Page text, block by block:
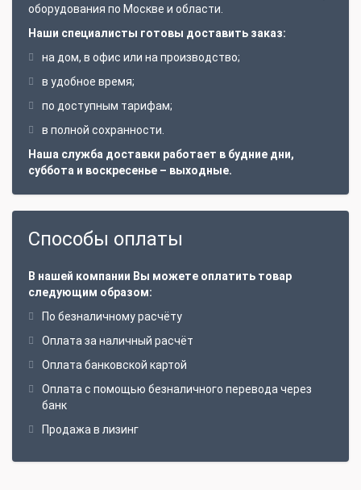
оборудования по Москве и области.
Наши специалисты готовы доставить заказ:
на дом, в офис или на производство;
в удобное время;
по доступным тарифам;
в полной сохранности.
Наша служба доставки работает в будние дни,
суббота и воскресенье – выходные.
Способы оплаты
В нашей компании Вы можете оплатить товар
следующим образом:
По безналичному расчёту
Оплата за наличный расчёт
Оплата банковской картой
Оплата с помощью безналичного перевода через
банк
Продажа в лизинг